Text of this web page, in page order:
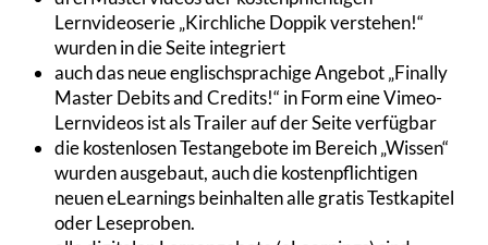
Lernvideoserie „Kirchliche Doppik verstehen!“
wurden in die Seite integriert
auch das neue englischsprachige Angebot „Finally
Master Debits and Credits!“ in Form eine Vimeo-
Lernvideos ist als Trailer auf der Seite verfügbar
die kostenlosen Testangebote im Bereich „Wissen“
wurden ausgebaut, auch die kostenpflichtigen
neuen eLearnings beinhalten alle gratis Testkapitel
oder Leseproben.